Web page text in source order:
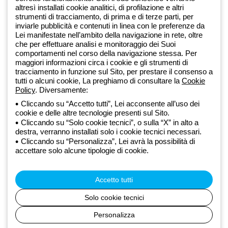
Dal 2025 Beghelli è parte del Gruppo GEWISS, all’interno
dell’ecosistema GEWISS LightZone, dove realizziamo soluzioni di
illuminazione integrate che trasformano la complessità in semplicità,
supportando professionisti e utenti finali nella realizzazione dei loro
bisogni.Scopri di più su GEWISS
Privacy Policy
Cookie policy
Condizioni di vendita
Tutte le policy
Accessibilità
direzione e coordinamento di Gewiss S.p.A. - R.I. Bologna e C.F.
03829720378 - P.IVA (IT) 00666341201 - REA BO-319364 - Cap.
Soc. 10.000.000 EUR i.v.
altresì installati cookie analitici, di profilazione e altri
strumenti di tracciamento, di prima e di terze parti, per
inviarle pubblicità e contenuti in linea con le preferenze da
Lei manifestate nell’ambito della navigazione in rete, oltre
che per effettuare analisi e monitoraggio dei Suoi
comportamenti nel corso della navigazione stessa. Per
maggiori informazioni circa i cookie e gli strumenti di
tracciamento in funzione sul Sito, per prestare il consenso a
tutti o alcuni cookie, La preghiamo di consultare la Cookie
Policy. Diversamente:
Cliccando su “Accetto tutti”, Lei acconsente all’uso dei
cookie e delle altre tecnologie presenti sul Sito.
Cliccando su “Solo cookie tecnici”, o sulla “X” in alto a
destra, verranno installati solo i cookie tecnici necessari.
Cliccando su “Personalizza”, Lei avrà la possibilità di
accettare solo alcune tipologie di cookie.
Accetto tutti
Solo cookie tecnici
Personalizza